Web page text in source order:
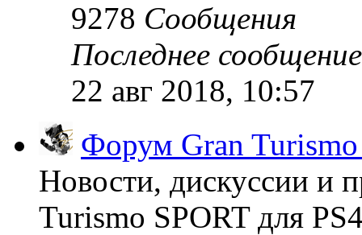
9278 Сообщения
Последнее сообщение
22 авг 2018, 10:57
Форум Gran Turismo
Новости, дискуссии и
Turismo SPORT для